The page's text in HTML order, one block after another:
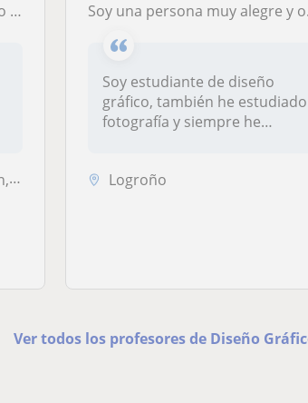
Soy una persona muy alegre y optimista, a toda persona que sienta interés por el diseño gráfico
Soy estudiante de diseño
gráfico, también he estudiado
fotografía y siempre he
Logroño
Ver todos los profesores de Diseño